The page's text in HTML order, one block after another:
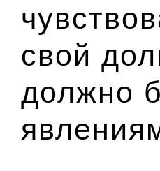
свой
должно